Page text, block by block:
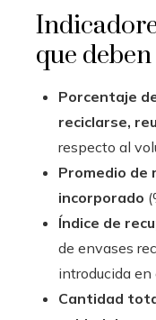
que
Porcentaje
reciclarse,
respecto al
Promedio de
incorporado
Índice de
de envases
introducida en
Cantidad